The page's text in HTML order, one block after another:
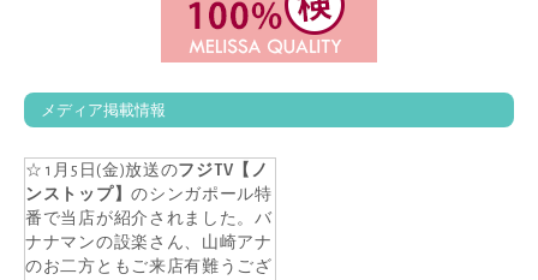
メディア掲載情報
☆ 1月5日(金)放送のフジTV【ノ
ンストップ】のシンガポール特
番で当店が紹介されました。バ
ナナマンの設楽さん、山崎アナ
のお二方ともご来店有難うござ